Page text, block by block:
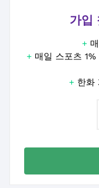
가입
+
+ 매일 스포츠
+ 한화